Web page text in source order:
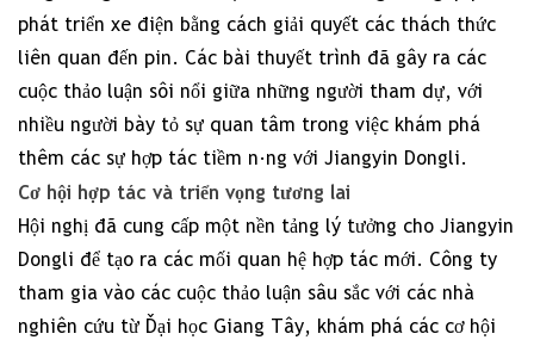
phát triển xe điện bằng cách giải quyết các thách thức
liên quan đến pin. Các bài thuyết trình đã gây ra các
cuộc thảo luận sôi nổi giữa những người tham dự, với
nhiều người bày tỏ sự quan tâm trong việc khám phá
thêm các sự hợp tác tiềm năng với Jiangyin Dongli.
Cơ hội hợp tác và triển vọng tương lai
Hội nghị đã cung cấp một nền tảng lý tưởng cho Jiangyin
Dongli để tạo ra các mối quan hệ hợp tác mới. Công ty
tham gia vào các cuộc thảo luận sâu sắc với các nhà
nghiên cứu từ Đại học Giang Tây, khám phá các cơ hội